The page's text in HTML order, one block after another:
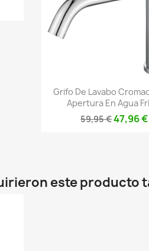
Vista rápida
Grifo De Lavabo
Apertura En Agua
59,95 €47,96 €
este producto